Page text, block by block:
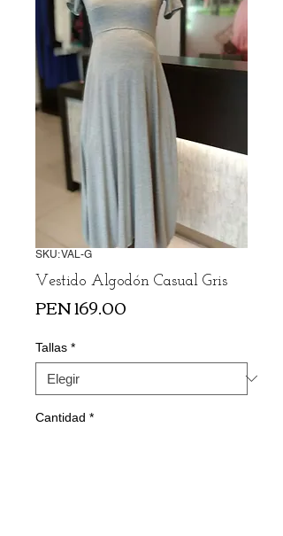
SKU: VAL-G
Vestido Algodón Casual Gris
PEN 169.00
Tallas *
Cantidad *